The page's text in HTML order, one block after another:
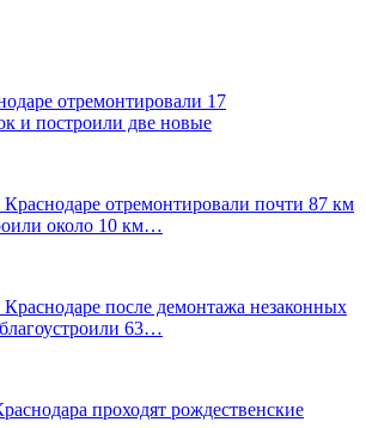
отремонтировали 17
и построили две новые
отремонтировали почти 87 км
около 10 км…
после демонтажа незаконных
63…
проходят рождественские